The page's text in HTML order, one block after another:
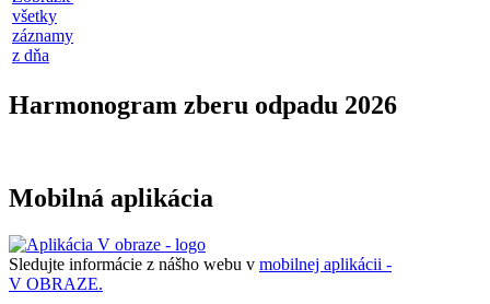
všetky
záznamy
z dňa
Harmonogram zberu odpadu 2026
Mobilná aplikácia
Sledujte informácie z nášho webu v mobilnej aplikácii -
V OBRAZE.